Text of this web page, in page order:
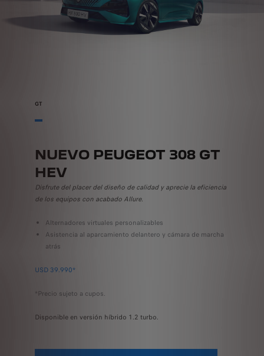
NUEVO PEUGEOT 308 GT
HEV
Disfrute del placer del diseño de calidad y aprecie la eficiencia
de los equipos con acabado Allure.
Alternadores virtuales personalizables
Asistencia al aparcamiento delantero y cámara de marcha
atrás
USD 39.990*
*Precio sujeto a cupos.
Disponible en versión híbrido 1.2 turbo.
GT